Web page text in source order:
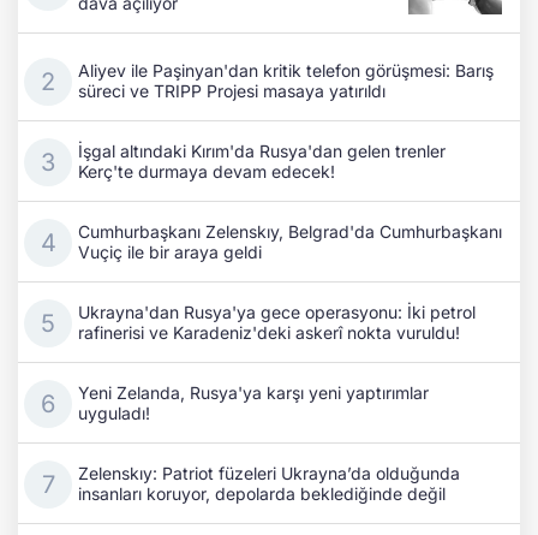
Aliyev ile Paşinyan'dan kritik telefon görüşmesi: Barış
süreci ve TRIPP Projesi masaya yatırıldı
İşgal altındaki Kırım'da Rusya'dan gelen trenler
Kerç'te durmaya devam edecek!
Cumhurbaşkanı Zelenskıy, Belgrad'da Cumhurbaşkanı
Vuçiç ile bir araya geldi
Ukrayna'dan Rusya'ya gece operasyonu: İki petrol
rafinerisi ve Karadeniz'deki askerî nokta vuruldu!
Yeni Zelanda, Rusya'ya karşı yeni yaptırımlar
uyguladı!
Zelenskıy: Patriot füzeleri Ukrayna’da olduğunda
insanları koruyor, depolarda beklediğinde değil